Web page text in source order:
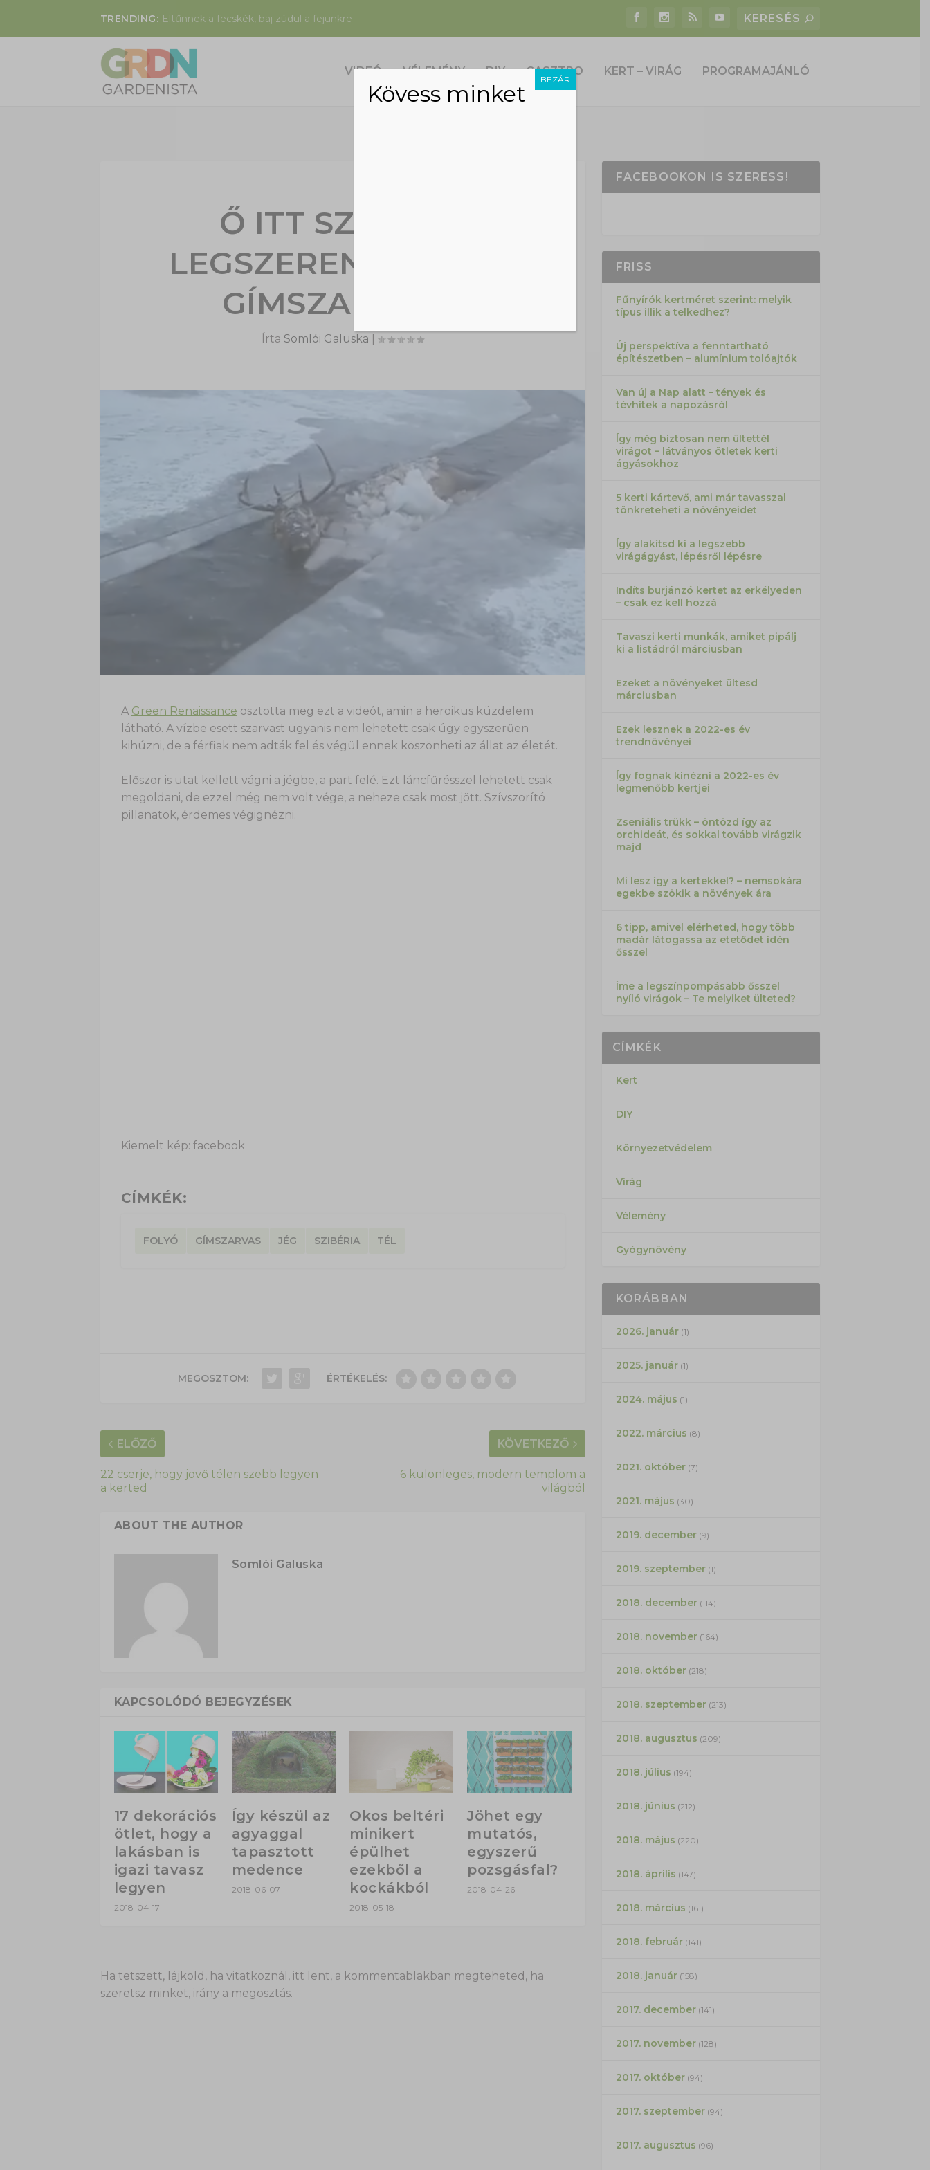
TRENDING: Eltűnnek a fecskék, baj zúdul a fejünkre
VIDEÓ VÉLEMÉNY DIY GASZTRO KERT – VIRÁG PROGRAMAJÁNLÓ
Ő ITT SZIBÉRIA
LEGSZERENCSÉSEBB
GÍMSZARVASA
Írta Somlói Galuska
A Green Renaissance osztotta meg ezt a videót, amin a heroikus küzdelem
látható. A vízbe esett szarvast ugyanis nem lehetett csak úgy egyszerűen
kihúzni, de a férfiak nem adták fel és végül ennek köszönheti az állat az életét.
Először is utat kellett vágni a jégbe, a part felé. Ezt láncfűrésszel lehetett csak
megoldani, de ezzel még nem volt vége, a neheze csak most jött. Szívszorító
pillanatok, érdemes végignézni.
Kiemelt kép: facebook
CÍMKÉK:
FOLYÓ GÍMSZARVAS JÉG SZIBÉRIA TÉL
MEGOSZTOM: ÉRTÉKELÉS:
ELŐZŐ
22 cserje, hogy jövő télen szebb legyen
a kerted
KÖVETKEZŐ
6 különleges, modern templom a
világból
ABOUT THE AUTHOR
Somlói Galuska
KAPCSOLÓDÓ BEJEGYZÉSEK
17 dekorációs
ötlet, hogy a
lakásban is
igazi tavasz
legyen
2018-04-17
Így készül az
agyaggal
tapasztott
medence
2018-06-07
Okos beltéri
minikert
épülhet
ezekből a
kockákból
2018-05-18
Jöhet egy
mutatós,
egyszerű
pozsgásfal?
2018-04-26
Ha tetszett, lájkold, ha vitatkoznál, itt lent, a kommentablakban megteheted, ha
szeretsz minket, irány a megosztás.
FACEBOOKON IS SZERESS!
FRISS
Fűnyírók kertméret szerint: melyik
típus illik a telkedhez?
Új perspektíva a fenntartható
építészetben – alumínium tolóajtók
Van új a Nap alatt – tények és
tévhitek a napozásról
Így még biztosan nem ültettél
virágot – látványos ötletek kerti
ágyásokhoz
5 kerti kártevő, ami már tavasszal
tönkreteheti a növényeidet
Így alakítsd ki a legszebb
virágágyást, lépésről lépésre
Indíts burjánzó kertet az erkélyeden
– csak ez kell hozzá
Tavaszi kerti munkák, amiket pipálj
ki a listádról márciusban
Ezeket a növényeket ültesd
márciusban
Ezek lesznek a 2022-es év
trendnövényei
Így fognak kinézni a 2022-es év
legmenőbb kertjei
Zseniális trükk – öntözd így az
orchideát, és sokkal tovább virágzik
majd
Mi lesz így a kertekkel? – nemsokára
egekbe szökik a növények ára
6 tipp, amivel elérheted, hogy több
madár látogassa az etetődet idén
ősszel
Íme a legszínpompásabb ősszel
nyíló virágok – Te melyiket ülteted?
CÍMKÉK
Kert
DIY
Környezetvédelem
Virág
Vélemény
Gyógynövény
KORÁBBAN
2026. január(1)
2025. január(1)
2024. május (1)
2022. március (8)
2021. október(7)
2021. május (30)
2019. december(9)
2019. szeptember(1)
2018. december(114)
2018. november(164)
2018. október(218)
2018. szeptember(213)
2018. augusztus (209)
2018. július (194)
2018. június (212)
2018. május (220)
2018. április (147)
2018. március (161)
2018. február(141)
2018. január(158)
2017. december(141)
2017. november(128)
2017. október(94)
2017. szeptember(94)
2017. augusztus (96)
Kövess minket
BEZÁR